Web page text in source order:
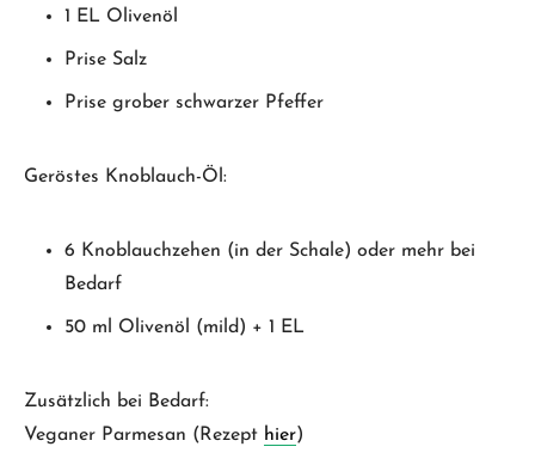
1 EL Olivenöl
Prise Salz
Prise grober schwarzer Pfeffer
Geröstes Knoblauch-Öl:
6 Knoblauchzehen (in der Schale) oder mehr bei
Bedarf
50 ml Olivenöl (mild) + 1 EL
Zusätzlich bei Bedarf:
Veganer Parmesan (Rezept hier)